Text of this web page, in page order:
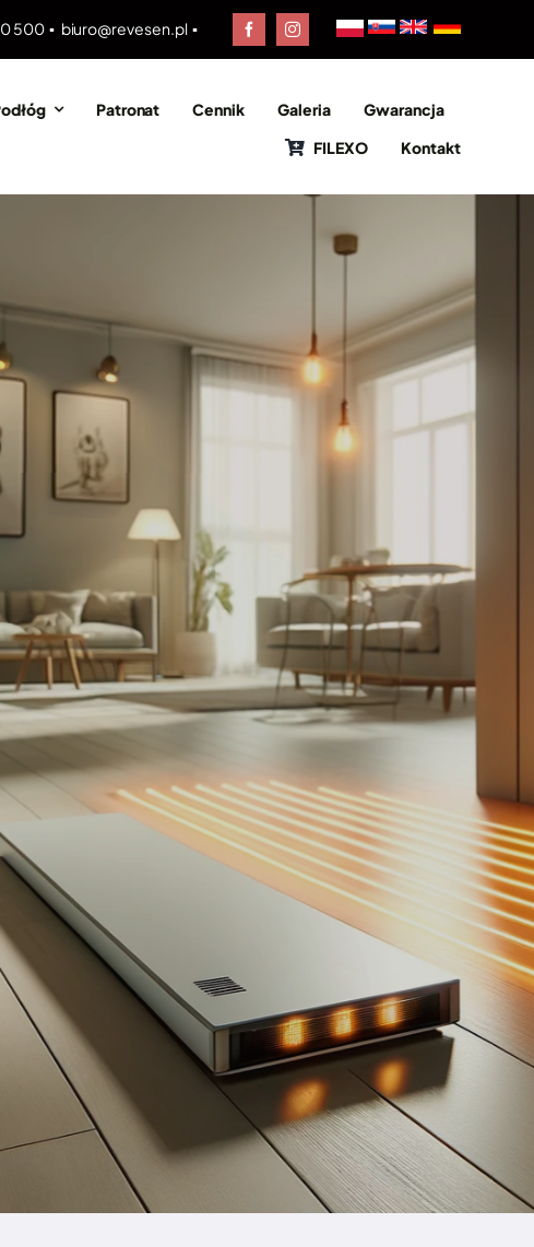
500 ▪ biuro@revesen.pl ▪
Patronat Cennik Galeria
Gwarancja
FILEXO
Kontakt